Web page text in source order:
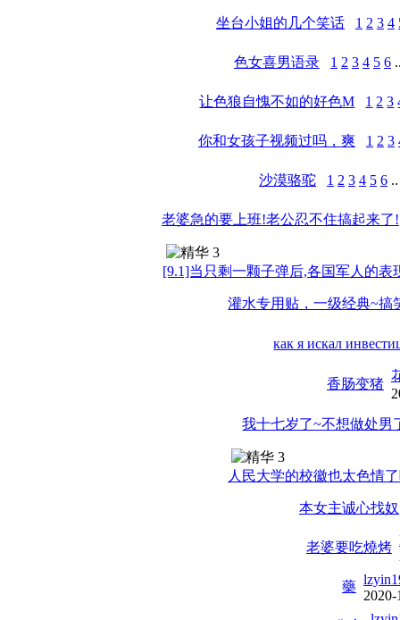
坐台小姐的几个笑话 1 2 3 4
色女喜男语录 1 2 3 4 5 6
让色狼自愧不如的好色M 1 2 3
你和女孩子视频过吗，爽 1 2 3
沙漠骆驼 1 2 3 4 5 6
老婆急的要上班!老公忍不住搞起来了!
[9.1]当只剩一颗子弹后,各国军人的表
灌水专用贴，一级经典~搞
как я искал
香肠变猪
我十七岁了~不想做处男
人民大学的校徽也太色情
本女主诚心找奴
老婆要吃燒烤
藥
2020-